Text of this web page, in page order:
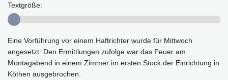
Textgröße:
Eine Vorführung vor einem Haftrichter wurde für Mittwoch
angesetzt. Den Ermittlungen zufolge war das Feuer am
Montagabend in einem Zimmer im ersten Stock der Einrichtung in
Köthen ausgebrochen.